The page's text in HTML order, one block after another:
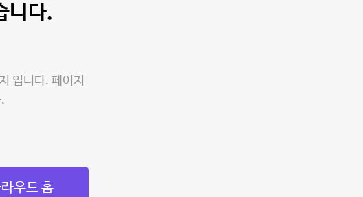
니다.
입니다. 페이지
우드 홈